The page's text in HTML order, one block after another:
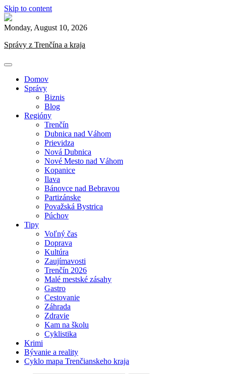
Skip to content
Monday, August 10, 2026
Správy z Trenčína a kraja
Domov
Správy
Biznis
Blog
Regióny
Trenčín
Dubnica nad Váhom
Prievidza
Nová Dubnica
Nové Mesto nad Váhom
Kopanice
Ilava
Bánovce nad Bebravou
Partizánske
Považská Bystrica
Púchov
Tipy
Voľný čas
Doprava
Kultúra
Zaujímavosti
Trenčín 2026
Malé mestské zásahy
Gastro
Cestovanie
Záhrada
Zdravie
Kam na školu
Cyklistika
Krimi
Bývanie a reality
Cyklo mapa Trenčianskeho kraja